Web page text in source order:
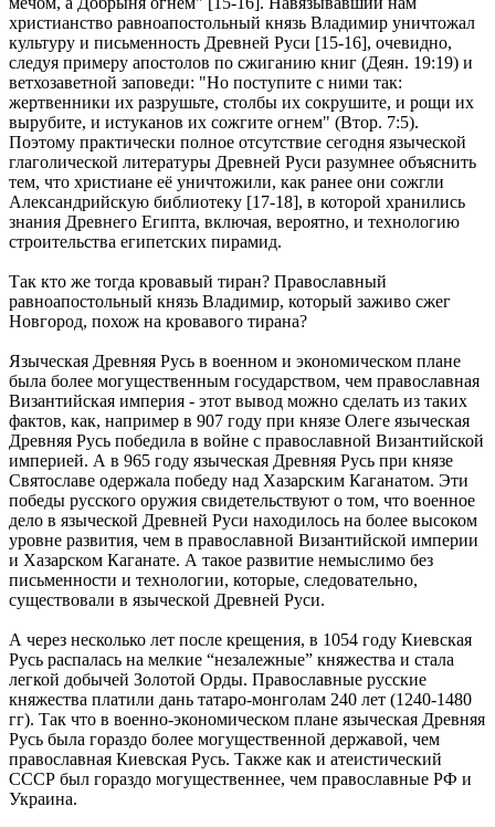
христианство равноапостольный князь Владимир уничтожал
культуру и письменность Древней Руси [15-16], очевидно,
следуя примеру апостолов по сжиганию книг (Деян. 19:19) и
ветхозаветной заповеди: "Но поступите с ними так:
жертвенники их разрушьте, столбы их сокрушите, и рощи их
вырубите, и истуканов их сожгите огнем" (Втор. 7:5).
Поэтому практически полное отсутствие сегодня языческой
глаголической литературы Древней Руси разумнее объяснить
тем, что христиане её уничтожили, как ранее они сожгли
Александрийскую библиотеку [17-18], в которой хранились
знания Древнего Египта, включая, вероятно, и технологию
строительства египетских пирамид.
Так кто же тогда кровавый тиран? Православный
равноапостольный князь Владимир, который заживо сжег
Новгород, похож на кровавого тирана?
Языческая Древняя Русь в военном и экономическом плане
была более могущественным государством, чем православная
Византийская империя - этот вывод можно сделать из таких
фактов, как, например в 907 году при князе Олеге языческая
Древняя Русь победила в войне с православной Византийской
империей. А в 965 году языческая Древняя Русь при князе
Святославе одержала победу над Хазарским Каганатом. Эти
победы русского оружия свидетельствуют о том, что военное
дело в языческой Древней Руси находилось на более высоком
уровне развития, чем в православной Византийской империи
и Хазарском Каганате. А такое развитие немыслимо без
письменности и технологии, которые, следовательно,
существовали в языческой Древней Руси.
А через несколько лет после крещения, в 1054 году Киевская
Русь распалась на мелкие “незалежные” княжества и стала
легкой добычей Золотой Орды. Православные русские
княжества платили дань татаро-монголам 240 лет (1240-1480
гг). Так что в военно-экономическом плане языческая Древняя
Русь была гораздо более могущественной державой, чем
православная Киевская Русь. Также как и атеистический
СССР был гораздо могущественнее, чем православные РФ и
Украина.